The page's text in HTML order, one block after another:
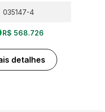
035147-4
R$ 568.726
detalhes